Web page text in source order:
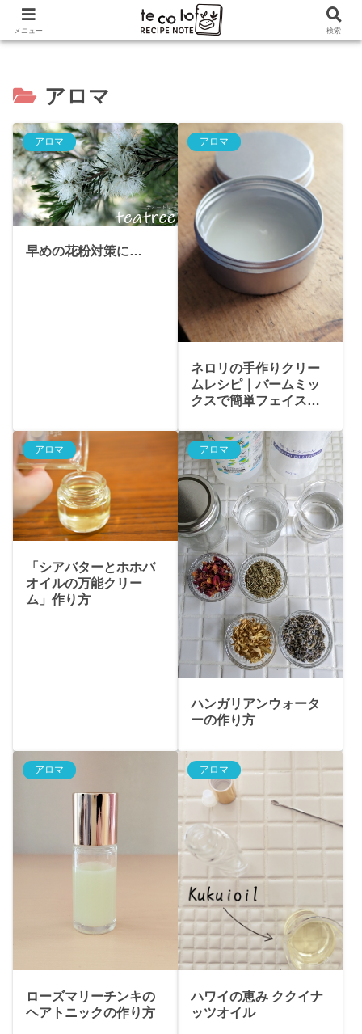
ホーム
アロマ
アロマ
早めの花粉対策に…
アロマ
ネロリの手作りクリー
ムレシピ｜バームミッ
クスで簡単フェイス＆
アロマ
「シアバターとホホバ
オイルの万能クリー
ム」作り方
アロマ
ハンガリアンウォータ
ーの作り方
アロマ
ローズマリーチンキの
ヘアトニックの作り方
アロマ
ハワイの恵み ククイナ
ッツオイル
メニュー 検索